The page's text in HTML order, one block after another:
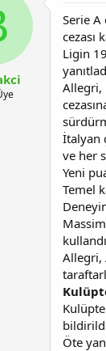
ı
ç
t
Serie
cezası
Ligin
Allegri,
İtalyan
ve her
Yeni
Temel
Allegri,
Öte